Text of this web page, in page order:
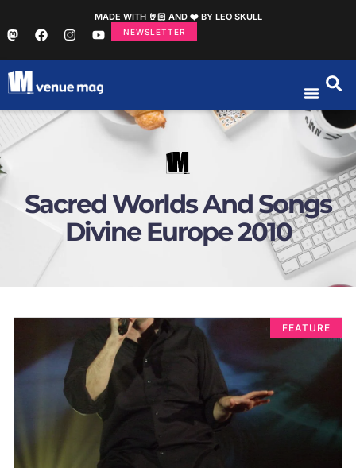
MADE WITH 🤘🏻 AND ❤️ BY LEO SKULL
NEWSLETTER
Sacred Worlds And Songs
Divine Europe 2010
FEATURE